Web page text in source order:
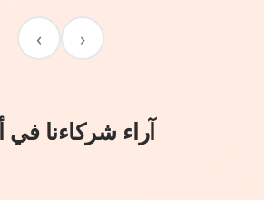
‹
›
آراء شركاءنا في